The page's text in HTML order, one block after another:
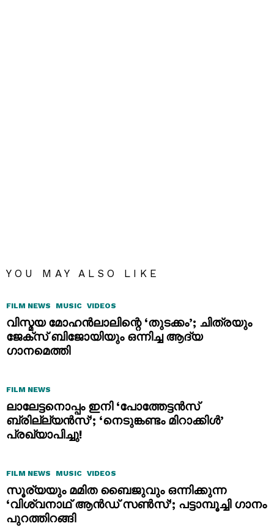
YOU MAY ALSO LIKE
FILM NEWS MUSIC VIDEOS
വിസ്മയ മോഹൻലാലിന്റെ ‘തുടക്കം’; ചിത്രയും
ജേക്സ് ബിജോയിയും ഒന്നിച്ച ആദ്യ
ഗാനമെത്തി
FILM NEWS
ലാലേട്ടനൊപ്പം ഇനി ‘പോത്തേട്ടൻസ്
ബ്രില്ല്യൻസ്’; ‘നെടുങ്കണ്ടം മിറാക്കിൾ’
പ്രഖ്യാപിച്ചു!
FILM NEWS MUSIC VIDEOS
സൂര്യയും മമിത ബൈജുവും ഒന്നിക്കുന്ന
‘വിശ്വനാഥ് ആൻഡ് സൺസ്’; പട്ടാമ്പൂച്ചി ഗാനം
പുറത്തിറങ്ങി